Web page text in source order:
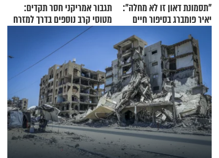
"תסמונת דאון זו לא מחלה":
יאיר פומברג בסיפור חיים
מעורר השראה
תגבור אמריקני חסר תקדים:
מטוסי קרב נוספים בדרך למזרח
התיכון